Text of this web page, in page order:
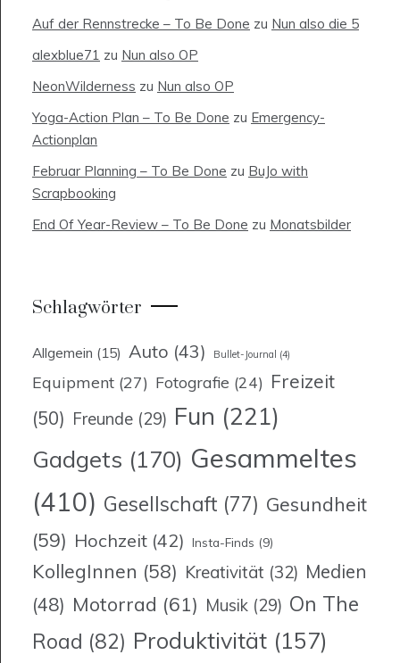
Auf der Rennstrecke – To Be Done zu Nun also die 5
alexblue71 zu Nun also OP
NeonWilderness zu Nun also OP
Yoga-Action Plan – To Be Done zu Emergency-
Actionplan
Februar Planning – To Be Done zu BuJo with
Scrapbooking
End Of Year-Review – To Be Done zu Monatsbilder
Schlagwörter
Allgemein (15) Auto (43) Bullet-Journal (4)
Equipment (27) Fotografie (24) Freizeit
(50) Freunde (29) Fun (221)
Gadgets (170) Gesammeltes
(410) Gesellschaft (77) Gesundheit
(59) Hochzeit (42) Insta-Finds (9)
KollegInnen (58) Kreativität (32) Medien
(48) Motorrad (61) Musik (29) On The
Road (82) Produktivität (157)